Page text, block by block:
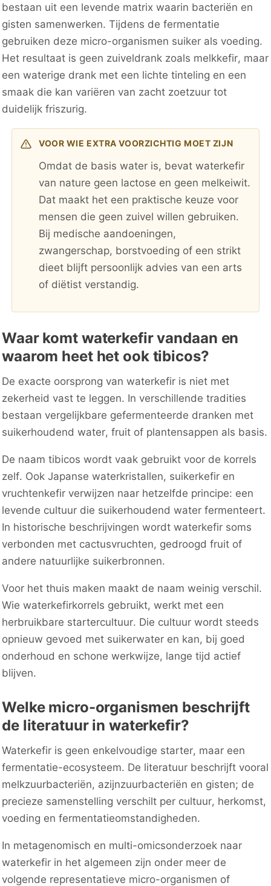
bestaan uit een levende matrix waarin bacteriën en
gisten samenwerken. Tijdens de fermentatie
gebruiken deze micro-organismen suiker als voeding.
Het resultaat is geen zuiveldrank zoals melkkefir, maar
een waterige drank met een lichte tinteling en een
smaak die kan variëren van zacht zoetzuur tot
duidelijk friszurig.
VOOR WIE EXTRA VOORZICHTIG MOET ZIJN
Omdat de basis water is, bevat waterkefir
van nature geen lactose en geen melkeiwit.
Dat maakt het een praktische keuze voor
mensen die geen zuivel willen gebruiken.
Bij medische aandoeningen,
zwangerschap, borstvoeding of een strikt
dieet blijft persoonlijk advies van een arts
of diëtist verstandig.
Waar komt waterkefir vandaan en
waarom heet het ook tibicos?
De exacte oorsprong van waterkefir is niet met
zekerheid vast te leggen. In verschillende tradities
bestaan vergelijkbare gefermenteerde dranken met
suikerhoudend water, fruit of plantensappen als basis.
De naam tibicos wordt vaak gebruikt voor de korrels
zelf. Ook Japanse waterkristallen, suikerkefir en
vruchtenkefir verwijzen naar hetzelfde principe: een
levende cultuur die suikerhoudend water fermenteert.
In historische beschrijvingen wordt waterkefir soms
verbonden met cactusvruchten, gedroogd fruit of
andere natuurlijke suikerbronnen.
Voor het thuis maken maakt de naam weinig verschil.
Wie waterkefirkorrels gebruikt, werkt met een
herbruikbare startercultuur. Die cultuur wordt steeds
opnieuw gevoed met suikerwater en kan, bij goed
onderhoud en schone werkwijze, lange tijd actief
blijven.
Welke micro-organismen beschrijft
de literatuur in waterkefir?
Waterkefir is geen enkelvoudige starter, maar een
fermentatie-ecosysteem. De literatuur beschrijft vooral
melkzuurbacteriën, azijnzuurbacteriën en gisten; de
precieze samenstelling verschilt per cultuur, herkomst,
voeding en fermentatieomstandigheden.
In metagenomisch en multi-omicsonderzoek naar
waterkefir in het algemeen zijn onder meer de
volgende representatieve micro-organismen of